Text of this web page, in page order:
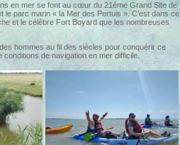
en mer se font au cœur du 21éme Grand Site de
parc marin « la Mer des Pertuis ». C’est dans ce
et le célèbre Fort Boyard que les nombreuses
hommes au fil des siècles pour conquérir ce
de navigation en mer difficile.